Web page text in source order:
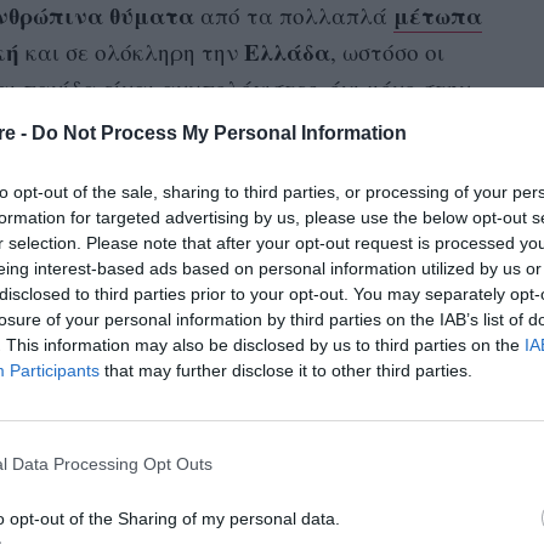
- Do Not Process My Personal Information
opt-out of the sale, sharing to third parties, or processing of your
for targeted advertising by us, please use the below opt-out
selection. Please note that after your opt-out request is processed
interest-based ads based on personal information utilized by us
to third parties prior to your opt-out. You may separately
of your personal information by third parties on the IAB’s list of
This information may also be disclosed by us to third parties on the
Participants that may further disclose it to other third parties.
Data Processing Opt Outs
opt-out of the Sharing of my personal data.
θύματα από τα πολλαπλά μέτωπα
και σε ολόκληρη τηνΕλλάδα, ωστόσο οι
πανίδα είναι ανυπολόγιστες, όχι μόνο στην
ζώαπου αφού διασώθηκαν από τη ζωή ενός
κατάφεραν με αυτοθυσία να σώσουν
στο σταθμό πυρόπληκτων ζώωνΛΑΤΟ
είναι αυξημένες αφού, όπως επισημαίνει η
στο ΛΑΤΟ φιλοξενούνται380 ζώα. Απευθύνει
βοήθεια:
ΕΔΩ. Χρειαζόμαστε: